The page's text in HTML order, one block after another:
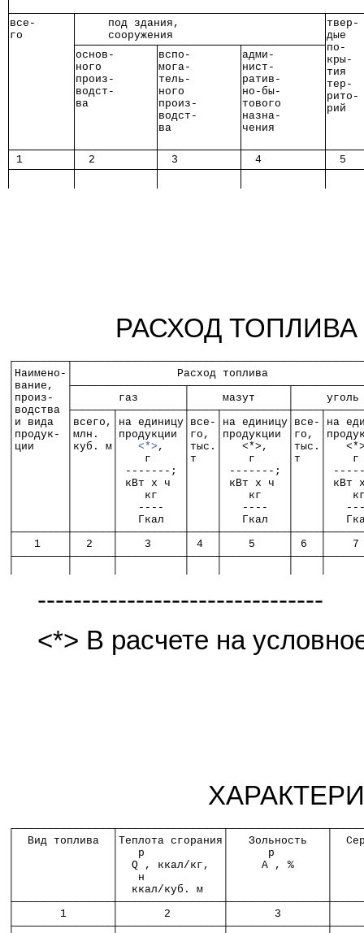
все-
го
     под здания,
     сооружения
твер-
дые
по-
кры-
тия
тер-
рито-
рий
основ-
ного
произ-
водст-
ва
вспо-
мога-
тель-
ного
произ-
водст-
ва
адми-
нист-
ратив-
но-бы-
тового
назна-
чения
1
  2
  3
  4
  5
РАСХОД
│Наимено-│                Расход топлива
│вание,
│произ-  │       газ       │     мазут     │     уголь
│водства
│и вида  │всего,│на единицу│все-│на единицу│все-│на
│продук- │млн.  │продукции │го, │продукции │го,
│ции     │куб. м│ <*> ,   │тыс.│   <*>,   │тыс.│
│        │      │    г     │т   │    г     │т   │    г
│        │      │ -------; │    │ -------; │    │
│        │      │ кВт х ч  │    │ кВт х ч  │    │ кВт
│        │      │    кг    │    │    кг    │    │
│        │      │   ----   │    │   ----   │    │
│        │      │   Гкал   │    │   Гкал   │    │
│   1    │  2   │    3     │ 4  │    5     │ 6  │
--------------------------------
<*> В расчете на
│  Вид топлива  │Теплота сгорания│   Зольность   │
│               │   р            │      р        │
│               │  Q , ккал/кг,  │     А , %     │
│               │   н            │               │
│               │  ккал/куб. м   │               │
│       1       │       2        │       3       │